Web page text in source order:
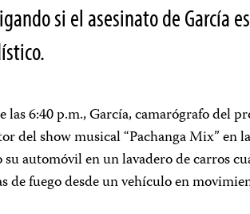
si el asesinato de García
las 6:40 p.m., García, camarógrafo del
del show musical “Pachanga Mix” en
su automóvil en un lavadero de carros
de fuego desde un vehículo en